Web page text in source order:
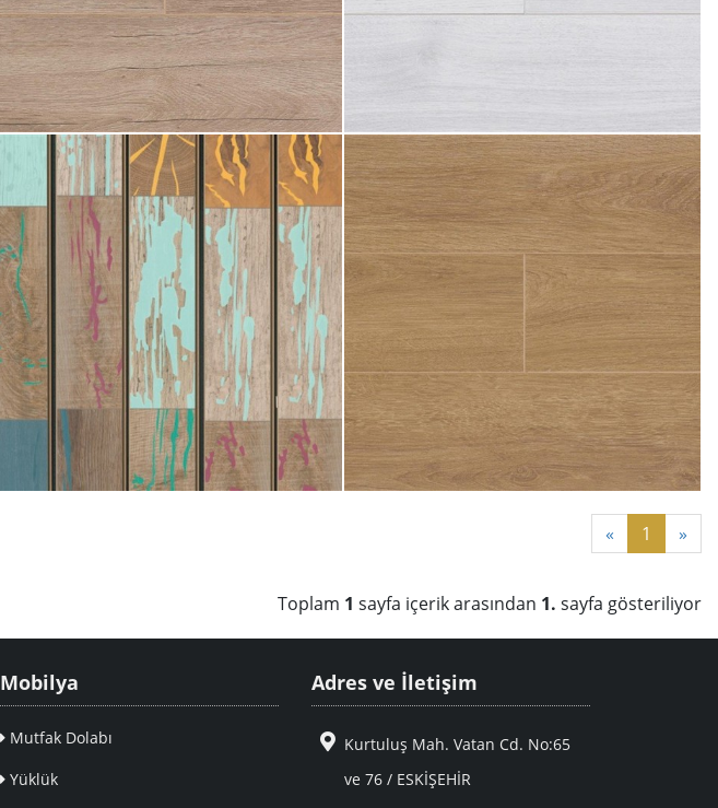
« 1 »
Toplam 1 sayfa içerik arasından 1. sayfa gösteriliyor
Mobilya
Mutfak Dolabı
Yüklük
Adres ve İletişim
Kurtuluş Mah. Vatan Cd. No:65
ve 76 / ESKİŞEHİR